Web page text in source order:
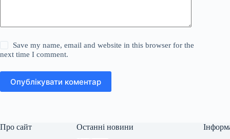
Save my name, email and website in this browser for the
next time I comment.
Опублікувати коментар
Про сайт Останні новини